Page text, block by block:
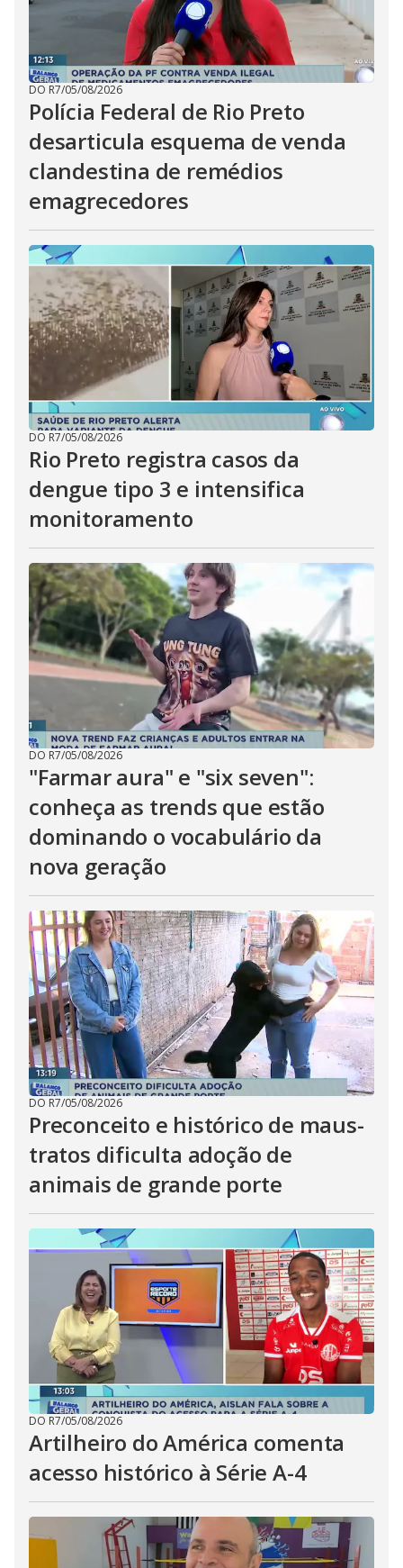
DO R7/05/08/2026
Polícia Federal de Rio Preto
desarticula esquema de venda
clandestina de remédios
emagrecedores
DO R7/05/08/2026
Rio Preto registra casos da
dengue tipo 3 e intensifica
monitoramento
DO R7/05/08/2026
"Farmar aura" e "six seven":
conheça as trends que estão
dominando o vocabulário da
nova geração
DO R7/05/08/2026
Preconceito e histórico de maus-
tratos dificulta adoção de
animais de grande porte
DO R7/05/08/2026
Artilheiro do América comenta
acesso histórico à Série A-4